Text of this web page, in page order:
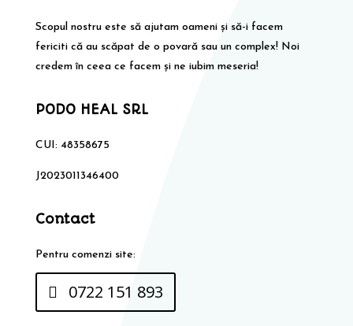
Scopul nostru este să ajutam oameni și să-i facem
fericiti că au scăpat de o povară sau un complex! Noi
credem în ceea ce facem și ne iubim meseria!
PODO HEAL SRL
CUI: 48358675
J2023011346400
Contact
Pentru comenzi site:
0722 151 893